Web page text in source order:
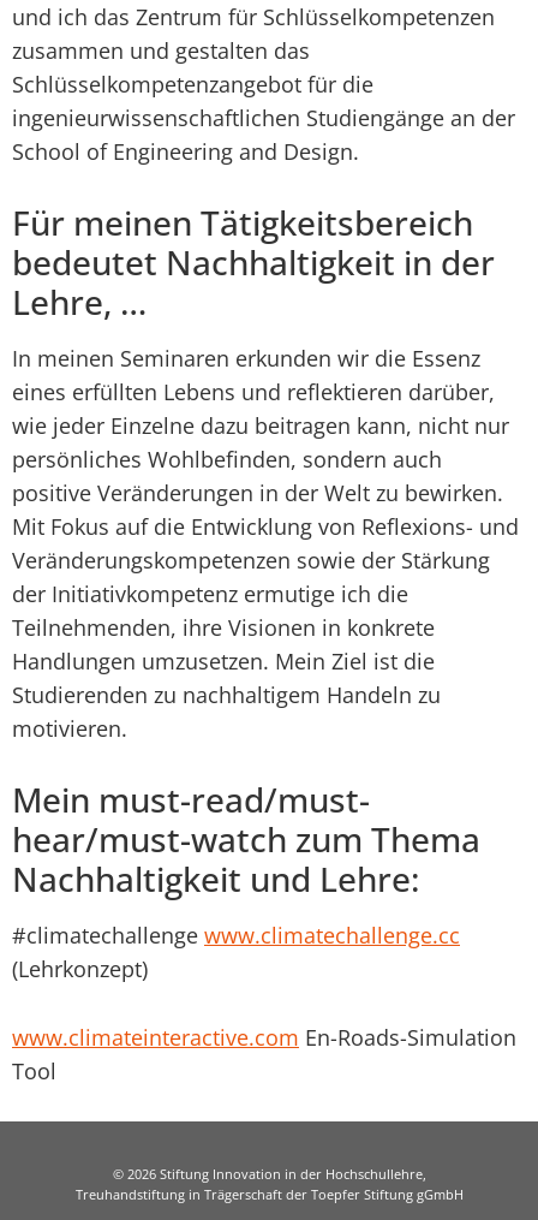
und ich das Zentrum für Schlüsselkompetenzen
zusammen und gestalten das
Schlüsselkompetenzangebot für die
ingenieurwissenschaftlichen Studiengänge an der
School of Engineering and Design.
Für meinen Tätigkeitsbereich
bedeutet Nachhaltigkeit in der
Lehre, …
In meinen Seminaren erkunden wir die Essenz
eines erfüllten Lebens und reflektieren darüber,
wie jeder Einzelne dazu beitragen kann, nicht nur
persönliches Wohlbefinden, sondern auch
positive Veränderungen in der Welt zu bewirken.
Mit Fokus auf die Entwicklung von Reflexions- und
Veränderungskompetenzen sowie der Stärkung
der Initiativkompetenz ermutige ich die
Teilnehmenden, ihre Visionen in konkrete
Handlungen umzusetzen. Mein Ziel ist die
Studierenden zu nachhaltigem Handeln zu
motivieren.
Mein must-read/must-
hear/must-watch zum Thema
Nachhaltigkeit und Lehre:
#climatechallenge www.climatechallenge.cc
(Lehrkonzept)
www.climateinteractive.com En-Roads-Simulation
Tool
© 2026 Stiftung Innovation in der Hochschullehre,
Treuhandstiftung in Trägerschaft der Toepfer Stiftung gGmbH